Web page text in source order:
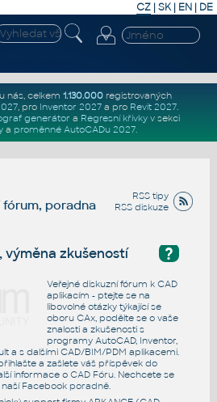
CZ | SK| EN | DE
nás, celkem 1.130.000registrovaných
, pro Inventor 2027a pro Revit 2027.
generátor a Regresní křivkyv sekci
a proměnné AutoCADu 2027.
RSS tipy
RSS diskuze
fórum, poradna
?
výměna zkušeností
Veřejné diskuzní fórum k CAD
aplikacím - ptejte se na
libovolné otázky týkající se
oboru CAx, podělte se o vaše
znalosti a zkušenosti s
programy AutoCAD, Inventor,
a s dalšími CAD/BIM/PDM aplikacemi.
a zašlete váš příspěvek do
informace o CAD Fóru. Nechcete se
naší Facebook poradně.